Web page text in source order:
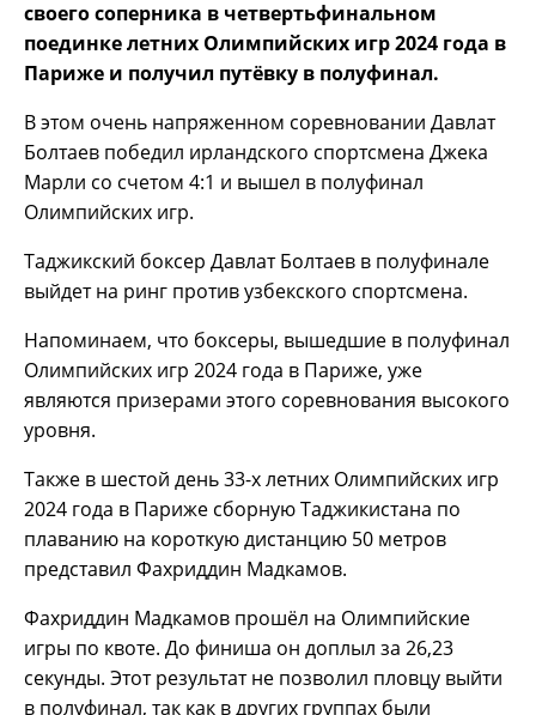
своего соперника в четвертьфинальном
поединке летних Олимпийских игр 2024 года в
Париже и получил путёвку в полуфинал.
В этом очень напряженном соревновании Давлат
Болтаев победил ирландского спортсмена Джека
Марли со счетом 4:1 и вышел в полуфинал
Олимпийских игр.
Таджикский боксер Давлат Болтаев в полуфинале
выйдет на ринг против узбекского спортсмена.
Напоминаем, что боксеры, вышедшие в полуфинал
Олимпийских игр 2024 года в Париже, уже
являются призерами этого соревнования высокого
уровня.
Также в шестой день 33-х летних Олимпийских игр
2024 года в Париже сборную Таджикистана по
плаванию на короткую дистанцию ​​50 метров
представил Фахриддин Мадкамов.
Фахриддин Мадкамов прошёл на Олимпийские
игры по квоте. До финиша он доплыл за 26,23
секунды. Этот результат не позволил пловцу выйти
в полуфинал, так как в других группах были